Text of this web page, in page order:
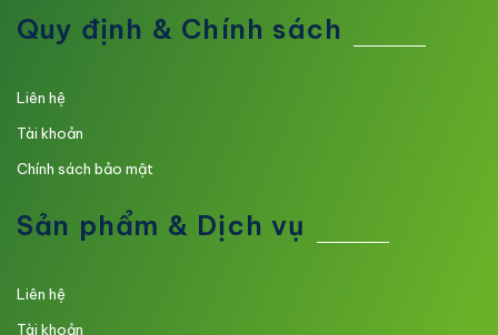
Quy định & Chính sách
Liên hệ
Tài khoản
Chính sách bảo mật
Sản phẩm & Dịch vụ
Liên hệ
Tài khoản